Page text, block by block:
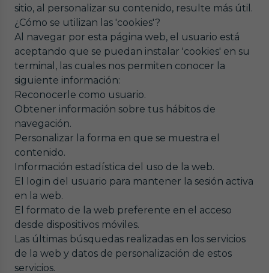
sitio, al personalizar su contenido, resulte más útil.
¿Cómo se utilizan las 'cookies'?
Al navegar por esta página web, el usuario está
aceptando que se puedan instalar 'cookies' en su
terminal, las cuales nos permiten conocer la
siguiente información:
Reconocerle como usuario.
Obtener información sobre tus hábitos de
navegación.
Personalizar la forma en que se muestra el
contenido.
Información estadística del uso de la web.
El login del usuario para mantener la sesión activa
en la web.
El formato de la web preferente en el acceso
desde dispositivos móviles.
Las últimas búsquedas realizadas en los servicios
de la web y datos de personalización de estos
servicios.